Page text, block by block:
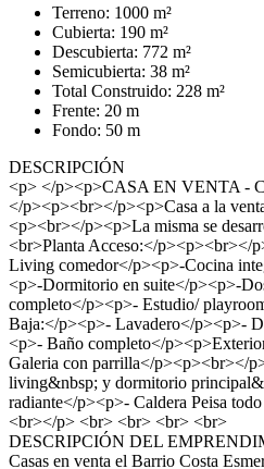
Terreno: 1000 m²
Cubierta: 190 m²
Descubierta: 772 m²
Semicubierta: 38 m²
Total Construido: 228 m²
Frente: 20 m
Fondo: 50 m
DESCRIPCIÓN
<p> </p><p>CASA EN VENTA -
</p><p><br></p><p>Casa a la
<p><br></p><p>La misma se
<br>Planta Acceso:</p><p><br></
Living comedor</p><p>-Cocina
<p>-Dormitorio en suite</p><p>-
completo</p><p>- Estudio/
Baja:</p><p>- Lavadero</p><p>-
<p>- Baño completo</
Galeria con parrilla</p><p><br></
living&nbsp; y dormitorio
radiante</p><p>- Caldera Peisa
<br></p> <br> <br> <br> <br>
DESCRIPCIÓN DEL
Casas en venta el Barrio Costa